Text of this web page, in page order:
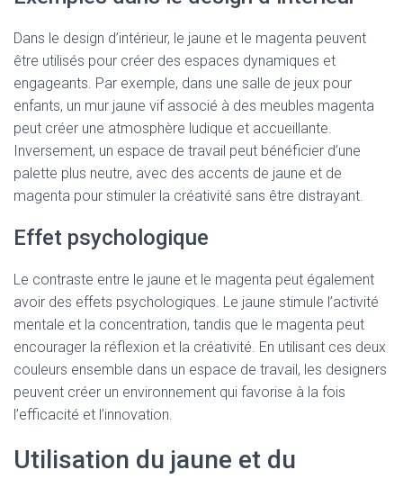
Dans le design d’intérieur, le jaune et le magenta peuvent
être utilisés pour créer des espaces dynamiques et
engageants. Par exemple, dans une salle de jeux pour
enfants, un mur jaune vif associé à des meubles magenta
peut créer une atmosphère ludique et accueillante.
Inversement, un espace de travail peut bénéficier d’une
palette plus neutre, avec des accents de jaune et de
magenta pour stimuler la créativité sans être distrayant.
Effet psychologique
Le contraste entre le jaune et le magenta peut également
avoir des effets psychologiques. Le jaune stimule l’activité
mentale et la concentration, tandis que le magenta peut
encourager la réflexion et la créativité. En utilisant ces deux
couleurs ensemble dans un espace de travail, les designers
peuvent créer un environnement qui favorise à la fois
l’efficacité et l’innovation.
Utilisation du jaune et du